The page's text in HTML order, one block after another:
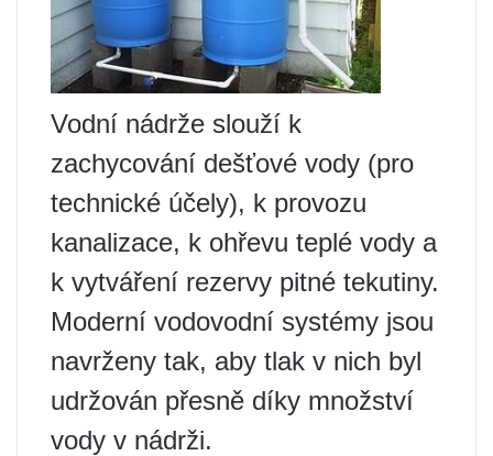
Vodní nádrže slouží k
zachycování dešťové vody (pro
technické účely), k provozu
kanalizace, k ohřevu teplé vody a
k vytváření rezervy pitné tekutiny.
Moderní vodovodní systémy jsou
navrženy tak, aby tlak v nich byl
udržován přesně díky množství
vody v nádrži.